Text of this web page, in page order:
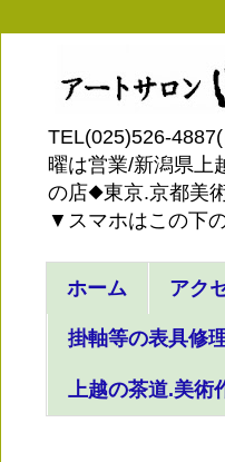
TEL(025)526-
曜は営業/新潟県上
の店◆東京.京都美
▼スマホはこの下
ホーム アク
掛軸等の表具修
上越の茶道.美術